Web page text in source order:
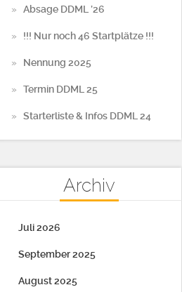
Absage DDML ’26
!!! Nur noch 46 Startplätze !!!
Nennung 2025
Termin DDML 25
Starterliste & Infos DDML 24
Archiv
Juli 2026
September 2025
August 2025